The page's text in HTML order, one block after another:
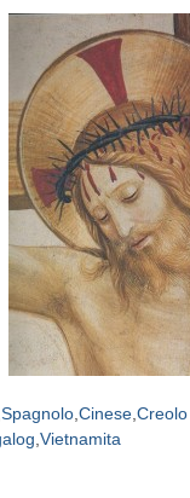
Spagnolo Cinese
Vietnamita